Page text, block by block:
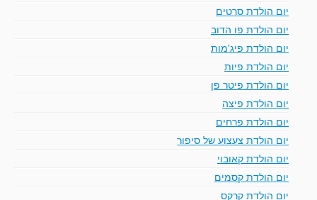
יום הולדת סרטים
יום הולדת פו הדוב
יום הולדת פיג'מות
יום הולדת פיות
יום הולדת פיטר פן
יום הולדת פיצה
יום הולדת פרחים
יום הולדת צעצוע של סיפור
יום הולדת קאובוי
יום הולדת קסמים
יום הולדת קרקס